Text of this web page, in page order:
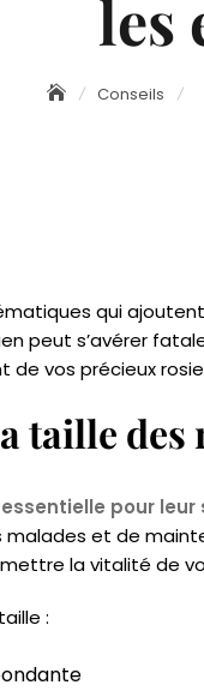
les
Conseils
qui
peut s’avérer
de vos précieux
taille des
essentielle pour
malades et de
la vitalité de
: